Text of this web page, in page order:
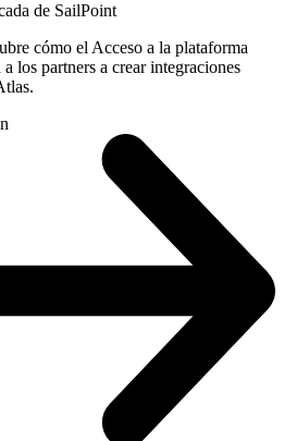
de SailPoint
cómo el Acceso a la plataforma
los partners a crear integraciones